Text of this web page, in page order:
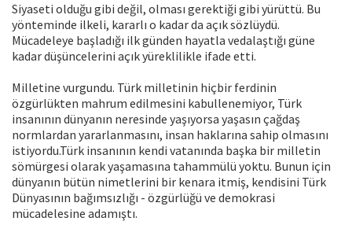
Siyaseti olduğu gibi değil, olması gerektiği gibi yürüttü. Bu
yönteminde ilkeli, kararlı o kadar da açık sözlüydü.
Mücadeleye başladığı ilk günden hayatla vedalaştığı güne
kadar düşüncelerini açık yüreklilikle ifade etti.
Milletine vurgundu. Türk milletinin hiçbir ferdinin
özgürlükten mahrum edilmesini kabullenemiyor, Türk
insanının dünyanın neresinde yaşıyorsa yaşasın çağdaş
normlardan yararlanmasını, insan haklarına sahip olmasını
istiyordu.Türk insanının kendi vatanında başka bir milletin
sömürgesi olarak yaşamasına tahammülü yoktu. Bunun için
dünyanın bütün nimetlerini bir kenara itmiş, kendisini Türk
Dünyasının bağımsızlığı - özgürlüğü ve demokrasi
mücadelesine adamıştı.